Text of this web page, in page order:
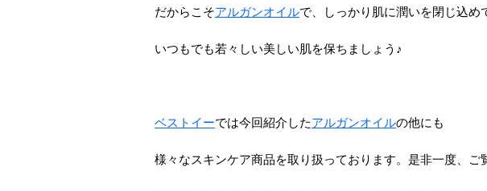
だからこそアルガンオイルで、しっかり肌に潤いを閉じ込め
いつもでも若々しい美しい肌を保ちましょう♪
ベストイーでは今回紹介したアルガンオイルの他にも
様々なスキンケア商品を取り扱っております。是非一度、ご